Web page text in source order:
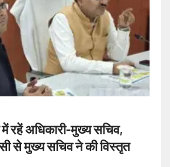
रहें अधिकारी-मुख्य सचिव,
से मुख्य सचिव ने की विस्तृत